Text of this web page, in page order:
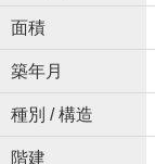
面積
築年月
種別 / 構造
階建